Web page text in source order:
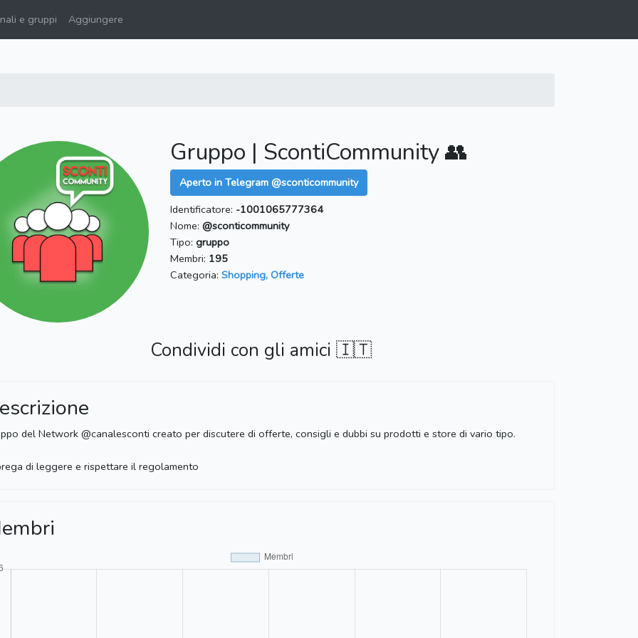
e gruppi Aggiungere
Gruppo | ScontiCommunity 👥
Aperto in Telegram @sconticommunity
Identificatore: -1001065777364
Nome: @sconticommunity
Tipo: gruppo
Membri: 195
Categoria: Shopping, Offerte
Condividi con gli amici 🇮🇹
del Network @canalesconti creato per discutere di offerte, consigli e dubbi su prodotti e store di vario tipo.
di leggere e rispettare il regolamento